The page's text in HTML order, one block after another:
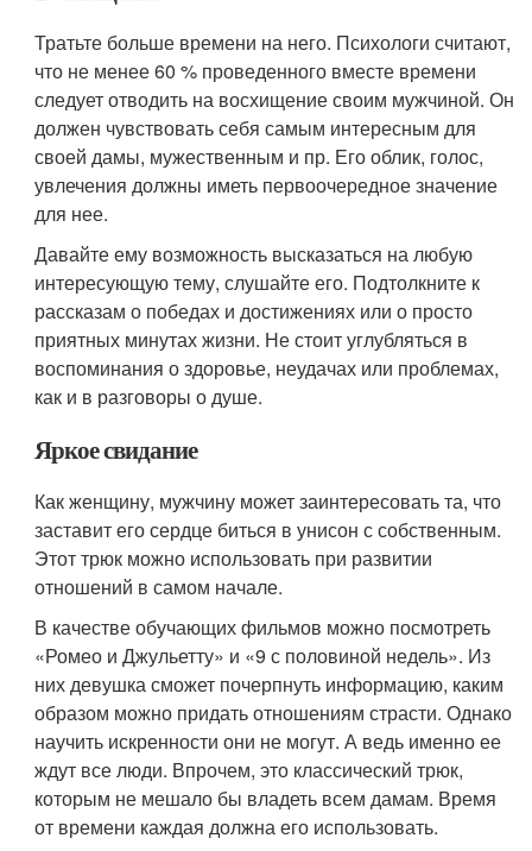
Тратьте больше времени на него. Психологи считают,
что не менее 60 % проведенного вместе времени
следует отводить на восхищение своим мужчиной. Он
должен чувствовать себя самым интересным для
своей дамы, мужественным и пр. Его облик, голос,
увлечения должны иметь первоочередное значение
для нее.
Давайте ему возможность высказаться на любую
интересующую тему, слушайте его. Подтолкните к
рассказам о победах и достижениях или о просто
приятных минутах жизни. Не стоит углубляться в
воспоминания о здоровье, неудачах или проблемах,
как и в разговоры о душе.
Яркое свидание
Как женщину, мужчину может заинтересовать та, что
заставит его сердце биться в унисон с собственным.
Этот трюк можно использовать при развитии
отношений в самом начале.
В качестве обучающих фильмов можно посмотреть
«Ромео и Джульетту» и «9 с половиной недель». Из
них девушка сможет почерпнуть информацию, каким
образом можно придать отношениям страсти. Однако
научить искренности они не могут. А ведь именно ее
ждут все люди. Впрочем, это классический трюк,
которым не мешало бы владеть всем дамам. Время
от времени каждая должна его использовать.